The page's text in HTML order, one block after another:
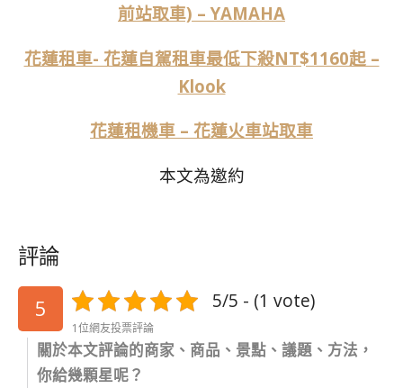
前站取車) – YAMAHA
花蓮租車- 花蓮自駕租車最低下殺NT$1160起 –
Klook
花蓮租機車 – 花蓮火車站取車
本文為邀約
評論
5
5/5 - (1 vote)
1位網友投票評論
關於本文評論的商家、商品、景點、議題、方法，
你給幾顆星呢？